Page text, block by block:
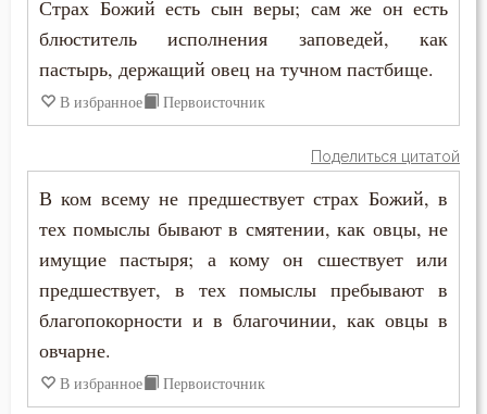
Душа
Зло
Истина
Милостыня
Молитва
Мысли
Василий Великий
Григорий Богослов
Ерм
Зосима Палестинский
Игнатий Брянчанинов
Страх Божий есть сын веры; сам же он есть
блюститель исполнения заповедей, как
пастырь, держащий овец на тучном пастбище.
В избранное Первоисточник
Поделиться цитатой
В ком всему не предшествует страх Божий, в
тех помыслы бывают в смятении, как овцы, не
имущие пастыря; а кому он сшествует или
предшествует, в тех помыслы пребывают в
благопокорности и в благочинии, как овцы в
овчарне.
В избранное Первоисточник